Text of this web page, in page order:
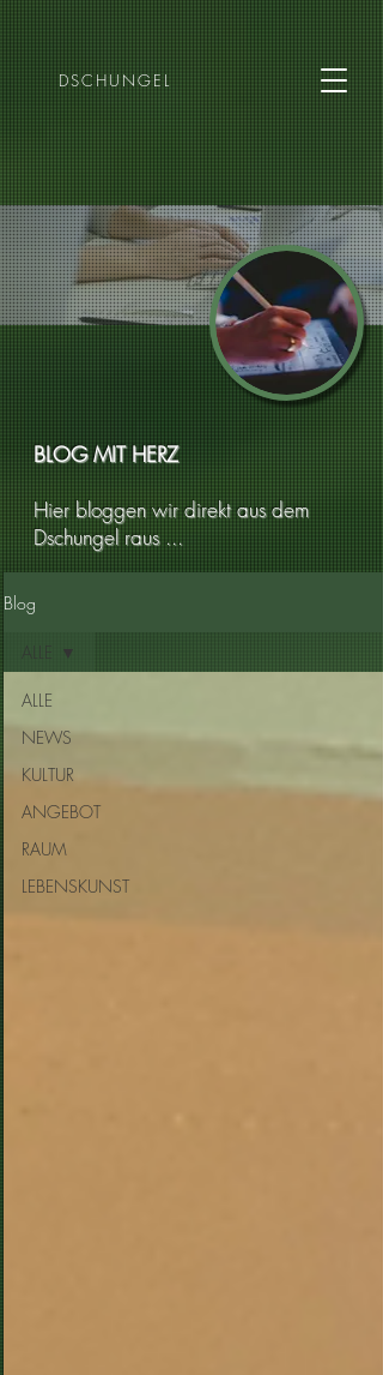
DSCHUNGEL
BLOG MIT HERZ
Hier bloggen wir direkt aus dem
Dschungel raus ...
Blog
ALLE
NEWS
KULTUR
ANGEBOT
RAUM
LEBENSKUNST
ALLE